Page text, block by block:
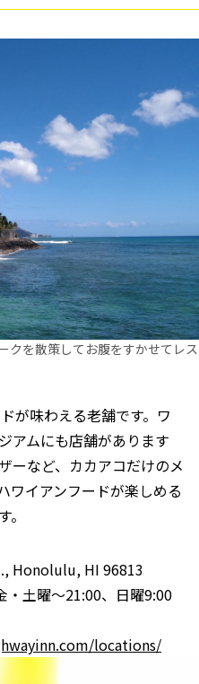
クを散策してお腹をすかせてレス
が味わえる老舗です。ワ
アムにも店舗があります
ーなど、カカアコだけのメ
ワイアンフードが楽しめる
Honolulu, HI 96813
・土曜～21:00、日曜9:00
locations/